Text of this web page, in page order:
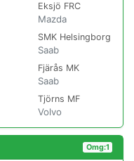
Eksjö FRC
Mazda
SMK Helsingborg
Saab
Fjärås MK
Saab
Tjörns MF
Volvo
Omg:1